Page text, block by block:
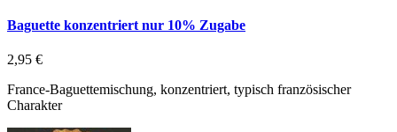
Baguette konzentriert nur 10% Zugabe
2,95 €
France-Baguettemischung, konzentriert, typisch französischer
Charakter